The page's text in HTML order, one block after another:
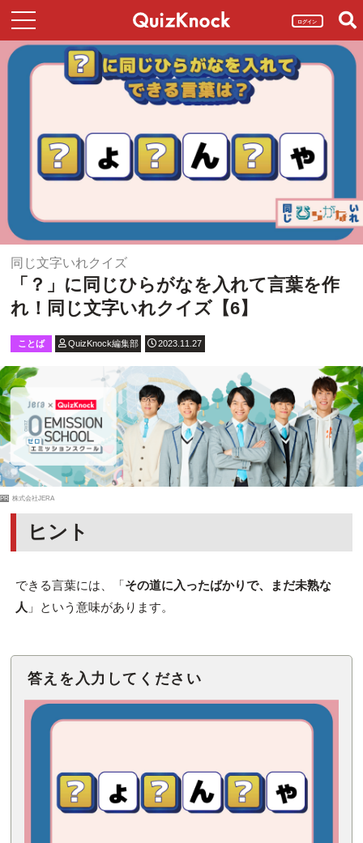
ログイン
同じ文字いれクイズ
「？」に同じひらがなを入れて言葉を作
れ！同じ文字いれクイズ【6】
ことば QuizKnock編集部 2023.11.27
PR 株式会社JERA
ヒント
できる言葉には、「 その道に入ったばかりで、まだ未熟な
人 」という意味があります。
答えを入力してください